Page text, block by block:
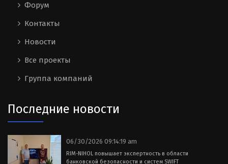
Форум
Контакты
Новости
Все проекты
Группа компаний
Последние новости
06/30/2026 09:14:19 am
RIM-NIHOL повышает экспертность в области
банковской безопасности и систем SWIFT